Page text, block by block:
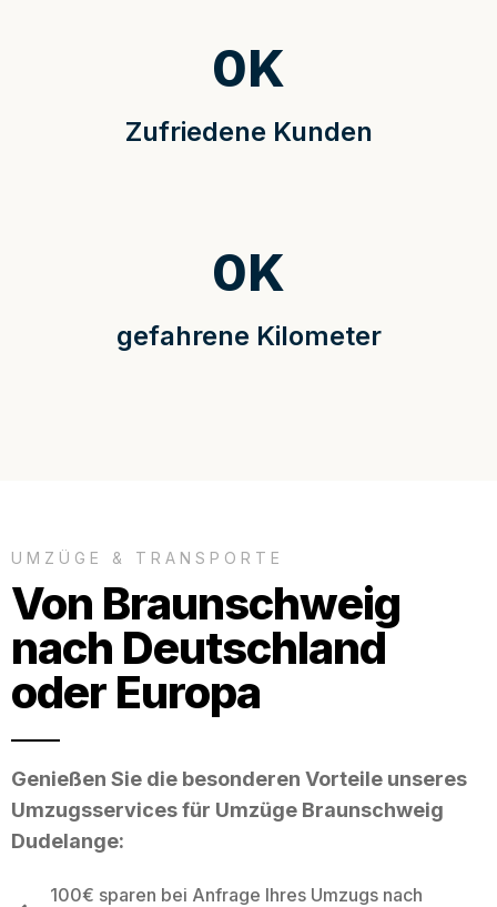
Zufriedene Kunden
0K
gefahrene Kilometer
0K
UMZÜGE & TRANSPORTE
Von Braunschweig
nach Deutschland
oder Europa
Genießen Sie die besonderen Vorteile unseres
Umzugsservices für Umzüge Braunschweig
Dudelange:
100€ sparen bei Anfrage Ihres Umzugs nach